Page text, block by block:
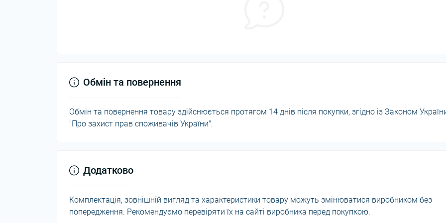
Обмін та повернення
Обмін та повернення товару здійснюється протягом 14 днів після покупки, згідно із Законом
"Про захист прав споживачів України".
Додатково
Комплектація, зовнішній вигляд та характеристики товару можуть змінюватися виробником без
попередження. Рекомендуємо перевіряти їх на сайті виробника перед покупкою.